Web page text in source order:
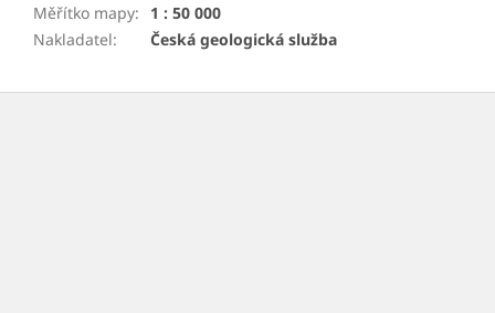
Měřítko mapy:
1 : 50 000
Nakladatel: Česká geologická služba
Z